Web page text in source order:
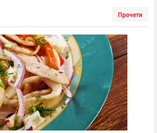
Прочети